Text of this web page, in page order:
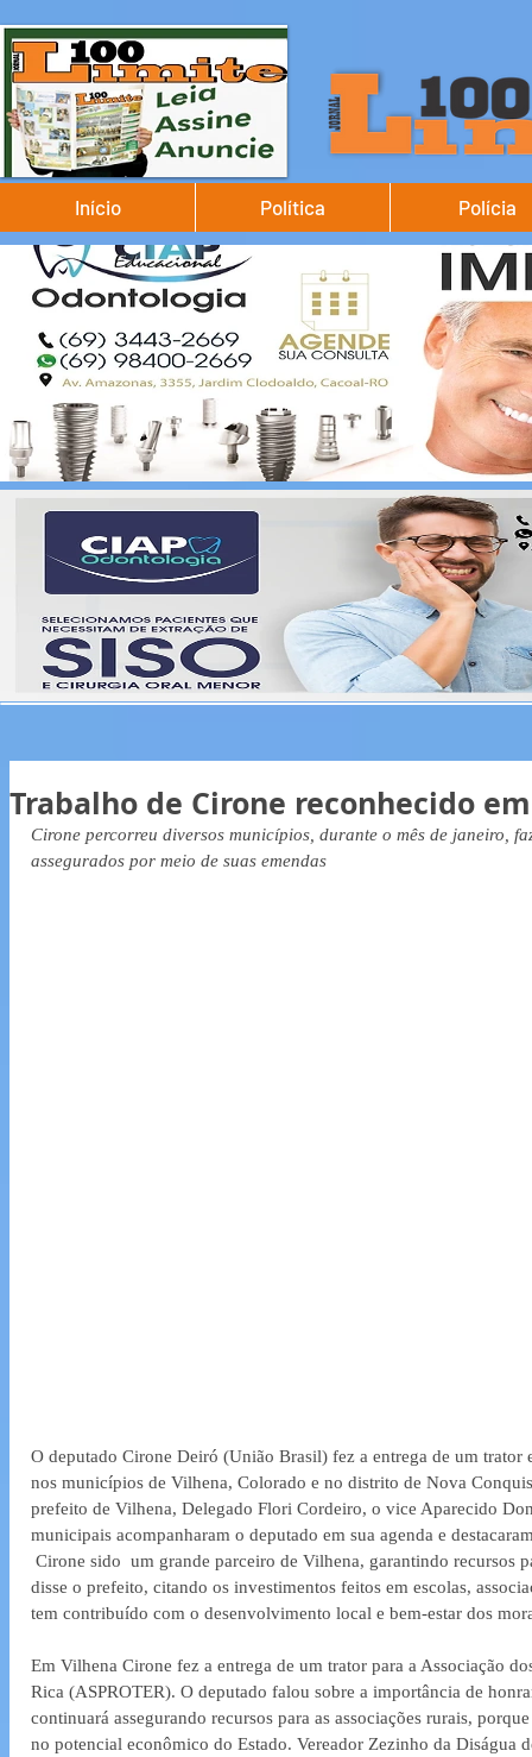
Início Política Polícia
Trabalho de Cirone reconhecido
Cirone percorreu diversos municípios, durante o mês de janeiro,
assegurados por meio de suas emendas
O deputado Cirone Deiró (União Brasil) fez a entrega de um
nos municípios de Vilhena, Colorado e no distrito de Nova
prefeito de Vilhena, Delegado Flori Cordeiro, o vice Aparecido
municipais acompanharam o deputado em sua agenda e
Cirone sido  um grande parceiro de Vilhena, garantindo recursos
disse o prefeito, citando os investimentos feitos em escolas,
tem contribuído com o desenvolvimento local e bem-estar dos
Em Vilhena Cirone fez a entrega de um trator para a Associação
Rica (ASPROTER). O deputado falou sobre a importância de
continuará assegurando recursos para as associações rurais,
no potencial econômico do Estado. Vereador Zezinho da Diságua